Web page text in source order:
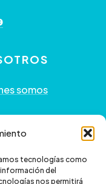
tecnologías como
del
nos permitirá
somos